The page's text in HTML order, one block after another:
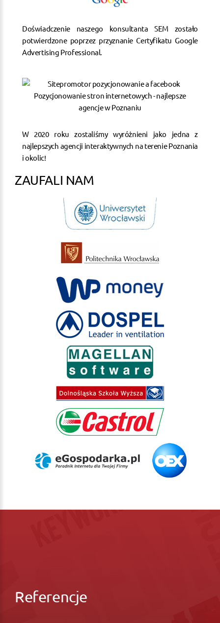
Doświadczenie naszego konsultanta SEM zostało
potwierdzone poprzez przyznanie Certyfikatu Google
Advertising Professional.
W 2020 roku zostaliśmy wyróżnieni jako jedna z
najlepszych agencji interaktywnych na terenie Poznania
i okolic!
ZAUFALI NAM
Referencje